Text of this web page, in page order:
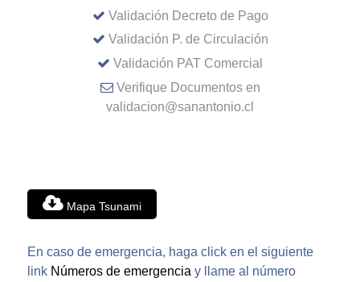
Validación Decreto de Pago
Validación P. de Circulación
Validación PAT Comercial
Verifique Documentos en
validacion@sanantonio.cl
Mapa Tsunami
En caso de emergencia, haga click en el siguiente
link Números de emergencia y llame al número